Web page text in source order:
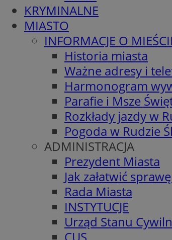
KRYMINALNE
MIASTO
INFORMACJE O
Historia miasta
Ważne adresy i
Harmonogram
Parafie i Msze
Rozkłady jazdy w
Pogoda w Rudzie
ADMINISTRACJA
Prezydent Miasta
Jak załatwić
Rada Miasta
INSTYTUCJE
Urząd Stanu
CUS